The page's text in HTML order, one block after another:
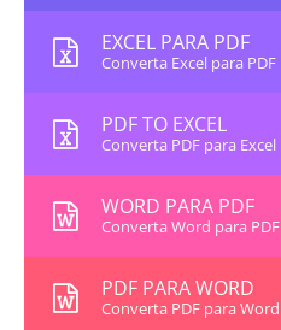
EXCEL PARA PDF
Converta Excel para PDF
PDF TO EXCEL
Converta PDF para Excel
WORD PARA PDF
Converta Word para PDF
PDF PARA WORD
Converta PDF para Word